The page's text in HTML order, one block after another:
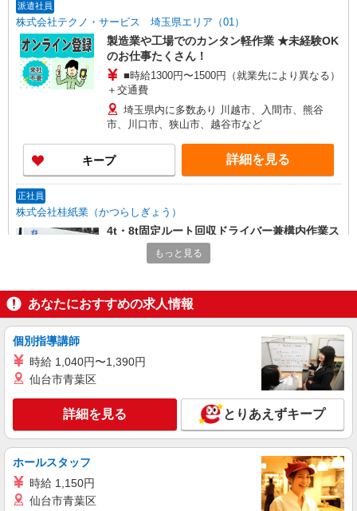
派遣社員
株式会社テクノ・サービス 埼玉県エリア（01）
製造業や工場でのカンタン軽作業 ★未経験OK
のお仕事たくさん！
■時給1300円〜1500円（就業先により異なる）
＋交通費
埼玉県内に多数あり 川越市、入間市、熊谷
市、川口市、狭山市、越谷市など
キープ 詳細を見る
正社員
株式会社桂紙業（かつらしぎょう）
4t・8t固定ルート回収ドライバー兼構内作業ス
月給255,000円〜（経験・能力により昇給あ
あり（同条件） ★年収例は備考をご覧ください★
≪運転免許手当別途支給≫ ・大型免許（1.5万
円） ・中型免許（1万円） ・フォークリフト免許
目） （月給255,000円＋残業45時間93,750円＋皆
勤手当10,000円＋大型・フォーク免許手当20,000
［1］本社：東京都北区桐ヶ丘1-20-12 ［2］三
芳営業所：埼玉県入間郡三芳町北永井59-10 ［3］
児玉営業所：埼玉県本庄市児玉町共栄323 ［4］戸
田営業所：埼玉県戸田市笹目8-15-30 ［5］騎西営
業所：埼玉県加須市戸崎309-1 ［6］川越営業
所：埼玉県川越市芳野台2-8-42 ※川越工業団地内
［7］藤ヶ谷営業所：千葉県柏市藤ヶ谷545-2 ★
車・バイク通勤OK [1]はバイク・自転車通勤OK
詳細を見る
正社員
東都フォルダー工業株式会社
フォルダー機製造の資材・購買業務（発注・検
品・ピッキングなど）
族手当／扶養のお子様１名につき：月5,000円
※18歳まで支給 賞与 年2回 昇給 年1回
板倉工場 群馬県邑楽郡板倉町泉野2-40-1 川
越工場 埼玉県川越市芳野台2-8-75
もっと見る
あなたにおすすめの求人情報
個別指導講師
時給 1,040円〜1,390円
仙台市青葉区
詳細を見る とりあえずキープ
ホールスタッフ
時給 1,150円
仙台市青葉区